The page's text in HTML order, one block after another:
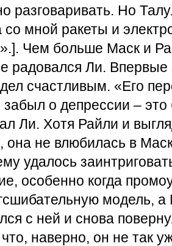
разговаривать. Но
со мной ракеты и
Чем больше Маск и
радовался Ли. Впервые
счастливым. «Его
забыл о депрессии –
Ли. Хотя Райли и
она не влюбилась в
удалось
особенно когда
модель, а
с ней и снова
наверно, он не так